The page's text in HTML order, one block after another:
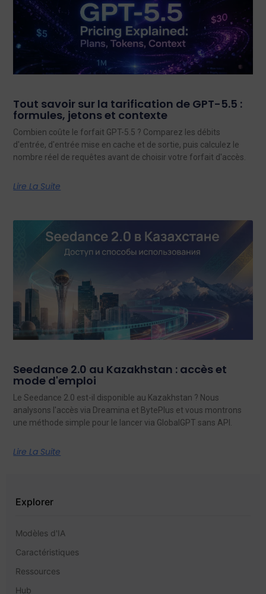
Tout savoir sur la tarification de GPT-5.5 :
formules, jetons et contexte
Combien coûte le forfait GPT-5.5 ? Comparez les débits
d'entrée, d'entrée mise en cache et de sortie, puis calculez le
nombre réel de requêtes avant de choisir votre forfait d'accès.
Lire La Suite
Seedance 2.0 au Kazakhstan : accès et
mode d'emploi
Le Seedance 2.0 est-il disponible au Kazakhstan ? Nous
analysons l'accès via Dreamina et BytePlus et vous montrons
une méthode simple pour le lancer via GlobalGPT sans API.
Lire La Suite
Explorer
Modèles d'IA
Caractéristiques
Ressources
Hub